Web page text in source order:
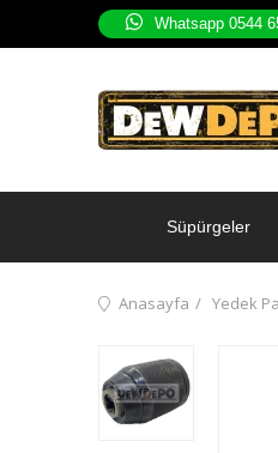
Whatsapp 0544
Süpürgeler
Anasayfa Yedek